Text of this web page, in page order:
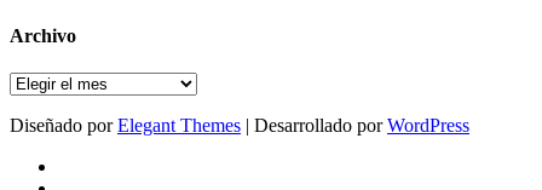
Archivo
Archivo
Diseñado porElegant Themes | Desarrollado porWordPress